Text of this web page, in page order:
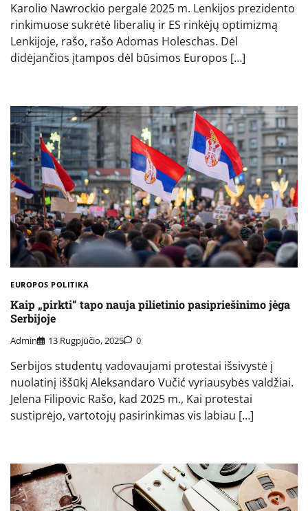
Karolio Nawrockio pergalė 2025 m. Lenkijos prezidento
rinkimuose sukrėtė liberalių ir ES rinkėjų optimizmą
Lenkijoje, rašo, rašo Adomas Holeschas. Dėl
didėjančios įtampos dėl būsimos Europos […]
EUROPOS POLITIKA
Kaip „pirkti“ tapo nauja pilietinio pasipriešinimo jėga
Serbijoje
Admin 13 Rugpjūčio, 2025 0
Serbijos studentų vadovaujami protestai išsivystė į
nuolatinį iššūkį Aleksandaro Vučić vyriausybės valdžiai.
Jelena Filipovic Rašo, kad 2025 m., Kai protestai
sustiprėjo, vartotojų pasirinkimas vis labiau […]